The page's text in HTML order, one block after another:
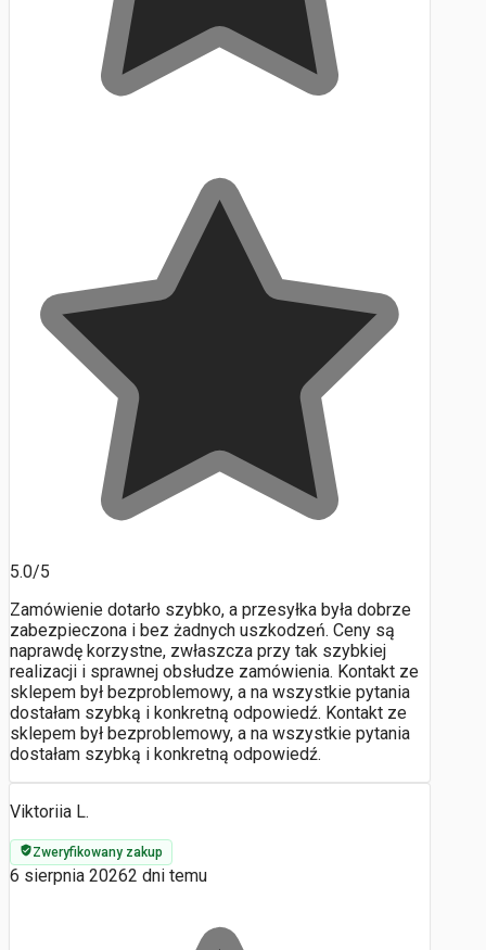
5.0/5
Zamówienie dotarło szybko, a przesyłka była dobrze
zabezpieczona i bez żadnych uszkodzeń. Ceny są
naprawdę korzystne, zwłaszcza przy tak szybkiej
realizacji i sprawnej obsłudze zamówienia. Kontakt ze
sklepem był bezproblemowy, a na wszystkie pytania
dostałam szybką i konkretną odpowiedź. Kontakt ze
sklepem był bezproblemowy, a na wszystkie pytania
dostałam szybką i konkretną odpowiedź.
Viktoriia L.
Zweryfikowany zakup
6 sierpnia 20262 dni temu